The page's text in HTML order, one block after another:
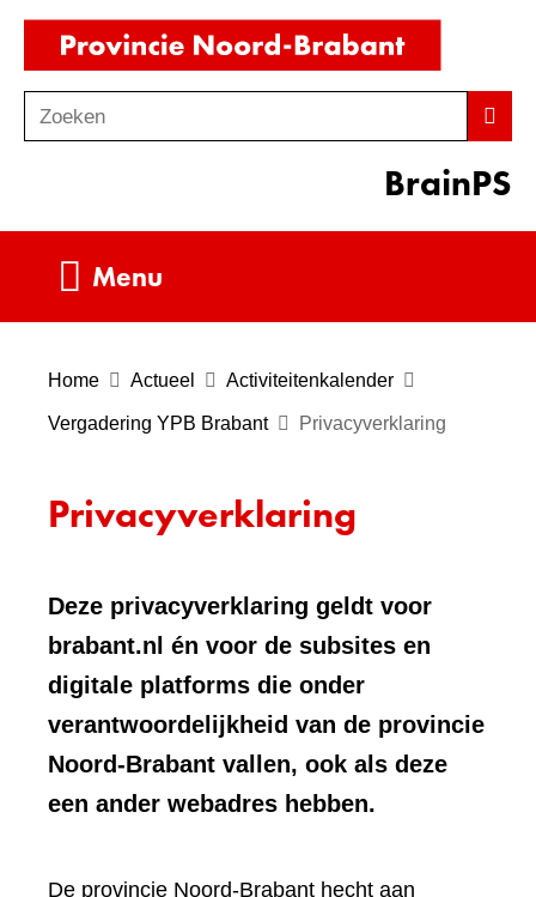
Ga
de
inhoud
o
Zoeken
BrainPS
Menu
Home Actueel Activiteitenkalender
Vergadering YPB Brabant Privacyverklaring
Privacyverklaring
Deze privacyverklaring geldt voor
brabant.nl én voor de subsites en
digitale platforms die onder
verantwoordelijkheid van de provincie
Noord-Brabant vallen, ook als deze
een ander webadres hebben.
De provincie Noord-Brabant hecht aan